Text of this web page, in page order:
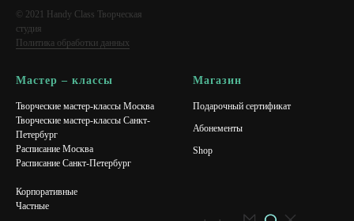
© 2021 Handy Class Творческая
студия
Политика обработки данных
Мастер – классы
Творческие мастер-классы Москва
Творческие мастер-классы Санкт-
Петербург
Расписание Москва
Расписание Санкт-Петербург
Корпоративные
Частные
Магазин
Подарочный сертификат
Абонементы
Shop